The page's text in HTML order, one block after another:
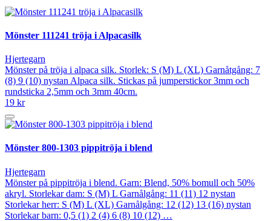
Mönster 111241 tröja i Alpacasilk
Hjertegarn
Mönster på tröja i alpaca silk. Storlek: S (M) L (XL) Garnåtgång: 7
(8) 9 (10) nystan Alpaca silk. Stickas på jumperstickor 3mm och
rundsticka 2,5mm och 3mm 40cm.
19 kr
Mönster 800-1303 pippitröja i blend
Hjertegarn
Mönster på pippitröja i blend. Garn: Blend, 50% bomull och 50%
akryl. Storlekar dam: S (M) L Garnålgång: 11 (11) 12 nystan
Storlekar herr: S (M) L (XL) Garnålgång: 12 (12) 13 (16) nystan
Storlekar barn: 0,5 (1) 2 (4) 6 (8) 10 (12) …